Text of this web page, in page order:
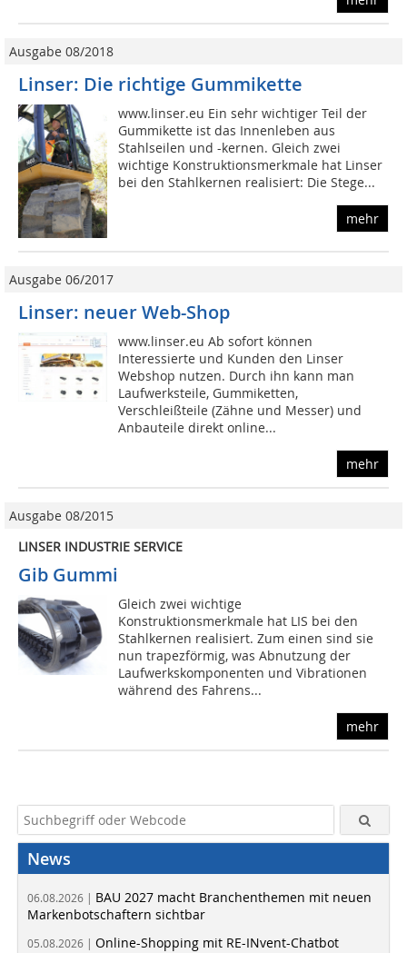
Ausgabe 08/2018
Linser: Die richtige Gummikette
www.linser.eu Ein sehr wichtiger Teil der
Gummikette ist das Innenleben aus
Stahlseilen und -kernen. Gleich zwei
wichtige Konstruktionsmerkmale hat Linser
bei den Stahlkernen realisiert: Die Stege...
mehr
Ausgabe 06/2017
Linser: neuer Web-Shop
www.linser.eu Ab sofort können
Interessierte und Kunden den Linser
Webshop nutzen. Durch ihn kann man
Laufwerksteile, Gummiketten,
Verschleißteile (Zähne und Messer) und
Anbauteile direkt online...
mehr
Ausgabe 08/2015
LINSER INDUSTRIE SERVICE
Gib Gummi
Gleich zwei wichtige
Konstruktionsmerkmale hat LIS bei den
Stahlkernen realisiert. Zum einen sind sie
nun trapezförmig, was Abnutzung der
Laufwerkskomponenten und Vibrationen
während des Fahrens...
mehr
News
06.08.2026 | BAU 2027 macht Branchenthemen mit neuen
Markenbotschaftern sichtbar
05.08.2026 | Online-Shopping mit RE-INvent-Chatbot